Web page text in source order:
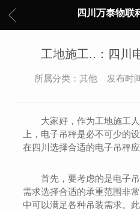
四川万泰物联
工地施工..：四川
所属分类：其他 发布时
大家好，作为工地施工
上，电子吊秤是必不可少的
在四川选择合适的电子吊秤应
首先，要考虑的是电子
需求选择合适的承重范围非
中可以满足各种吊装需求。